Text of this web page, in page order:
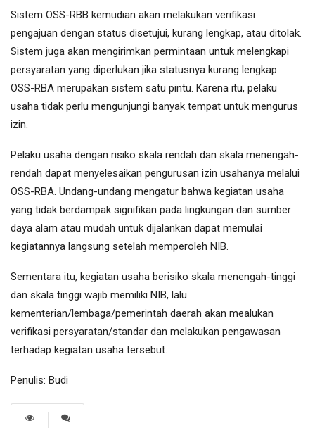
Sistem OSS-RBB kemudian akan melakukan verifikasi
pengajuan dengan status disetujui, kurang lengkap, atau ditolak.
Sistem juga akan mengirimkan permintaan untuk melengkapi
persyaratan yang diperlukan jika statusnya kurang lengkap.
OSS-RBA merupakan sistem satu pintu. Karena itu, pelaku
usaha tidak perlu mengunjungi banyak tempat untuk mengurus
izin.
Pelaku usaha dengan risiko skala rendah dan skala menengah-
rendah dapat menyelesaikan pengurusan izin usahanya melalui
OSS-RBA. Undang-undang mengatur bahwa kegiatan usaha
yang tidak berdampak signifikan pada lingkungan dan sumber
daya alam atau mudah untuk dijalankan dapat memulai
kegiatannya langsung setelah memperoleh NIB.
Sementara itu, kegiatan usaha berisiko skala menengah-tinggi
dan skala tinggi wajib memiliki NIB, lalu
kementerian/lembaga/pemerintah daerah akan mealukan
verifikasi persyaratan/standar dan melakukan pengawasan
terhadap kegiatan usaha tersebut.
Penulis: Budi